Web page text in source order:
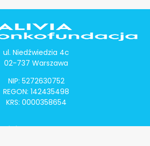
ul. Niedźwiedzia 4c
02-737 Warszawa
NIP: 5272630752
REGON: 142435498
KRS: 0000358654
Alivia Onkomapa